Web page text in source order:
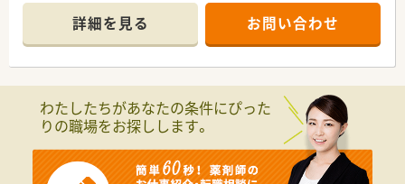
です。
■出店形態はマンツーマン型が多く、患者様のご家族各世代から
処方箋を応需する地域密着型の薬局です。
■エリア制を取られており、各エリアにマネージャーがいらっし
■全店で統一して在宅業務のノウハウを生かせるよう取り組ま
れています。
■施設様との関係性も非常に良好ですので、往診同行・カンファ
■平均年齢は、40代中盤となり落ち着いた店舗が多い印象です。
詳細を見る お問い合わせ
わたしたちがあなたの条件にぴった
りの職場をお探しします。